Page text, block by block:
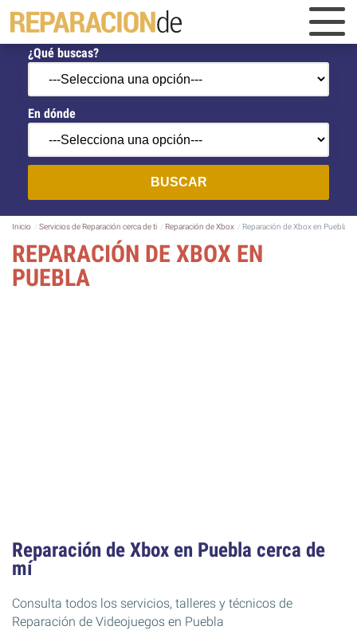
¿Qué buscas?
En dónde
BUSCAR
Inicio Servicios de Reparación cerca de ti Reparación de Xbox Reparación de Xbox en Puebla
REPARACIÓN DE XBOX EN
PUEBLA
Reparación de Xbox en Puebla cerca de
mí
Consulta todos los servicios, talleres y técnicos de
Reparación de Videojuegos en Puebla